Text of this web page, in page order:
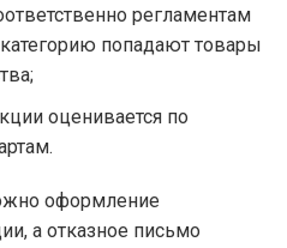
регламентам
попадают товары
оценивается по
оформление
а отказное письмо